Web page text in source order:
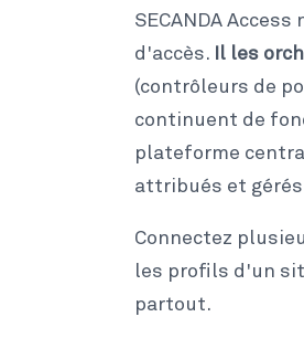
SECANDA
d'accès.
Il les
(contrôleurs de
continuent de
plateforme
attribués et
Connectez
les profils d'un
partout.